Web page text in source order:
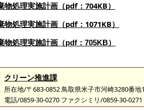
物処理実施計画（pdf：704KB）
物処理実施計画（pdf：1071KB）
物処理実施計画（pdf：705KB）
クリーン推進課
所在地/〒683-0852 鳥取県米子市河崎3280番地
電話/0859-30-0270 ファクシミリ/0859-30-